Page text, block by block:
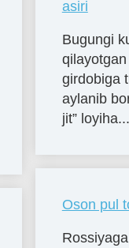
asiri
Bugungi
girdobiga
aylanib
jit” loyiha...
Oson pul